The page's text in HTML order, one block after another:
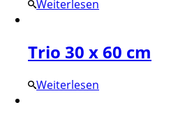
Weiterlesen
Trio 30 x 60 cm
Weiterlesen